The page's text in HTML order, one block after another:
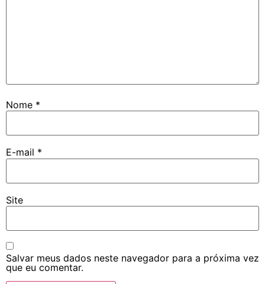
Nome *
E-mail *
Site
Salvar meus dados neste navegador para a próxima vez
que eu comentar.